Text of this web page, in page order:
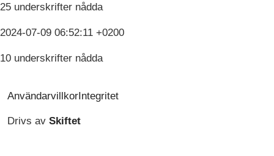
25 underskrifter nådda
2024-07-09 06:52:11 +0200
10 underskrifter nådda
AnvändarvillkorIntegritet
Drivs av Skiftet